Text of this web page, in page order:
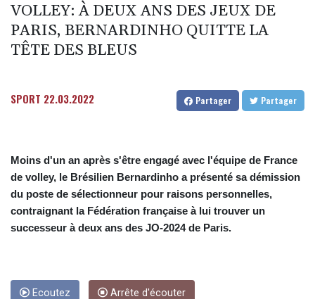
en France
Le chômage progresse une nouvelle fois en France et dépasse
l'ère Covid
sceller un accord de défense
Un cas de rougeole signalé au parc d'attractions Universal Studios
en Californie
Dans l'Ukraine post-remaniement, la révolution des drones
VOLLEY: À DEUX ANS DES JEUX DE
PARIS, BERNARDINHO QUITTE LA
TÊTE DES BLEUS
SPORT 22.03.2022 Partager Partager
Moins d'un an après s'être engagé avec l'équipe de France
de volley, le Brésilien Bernardinho a présenté sa démission
du poste de sélectionneur pour raisons personnelles,
contraignant la Fédération française à lui trouver un
successeur à deux ans des JO-2024 de Paris.
Ecoutez Arrête d'écouter